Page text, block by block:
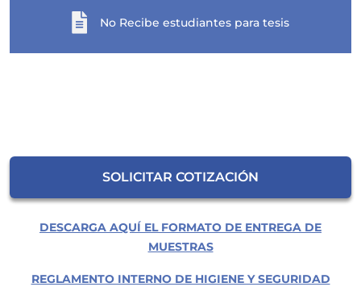
No Recibe estudiantes para tesis
SOLICITAR COTIZACIÓN
DESCARGA AQUÍ EL FORMATO DE ENTREGA DE
MUESTRAS
REGLAMENTO INTERNO DE HIGIENE Y SEGURIDAD